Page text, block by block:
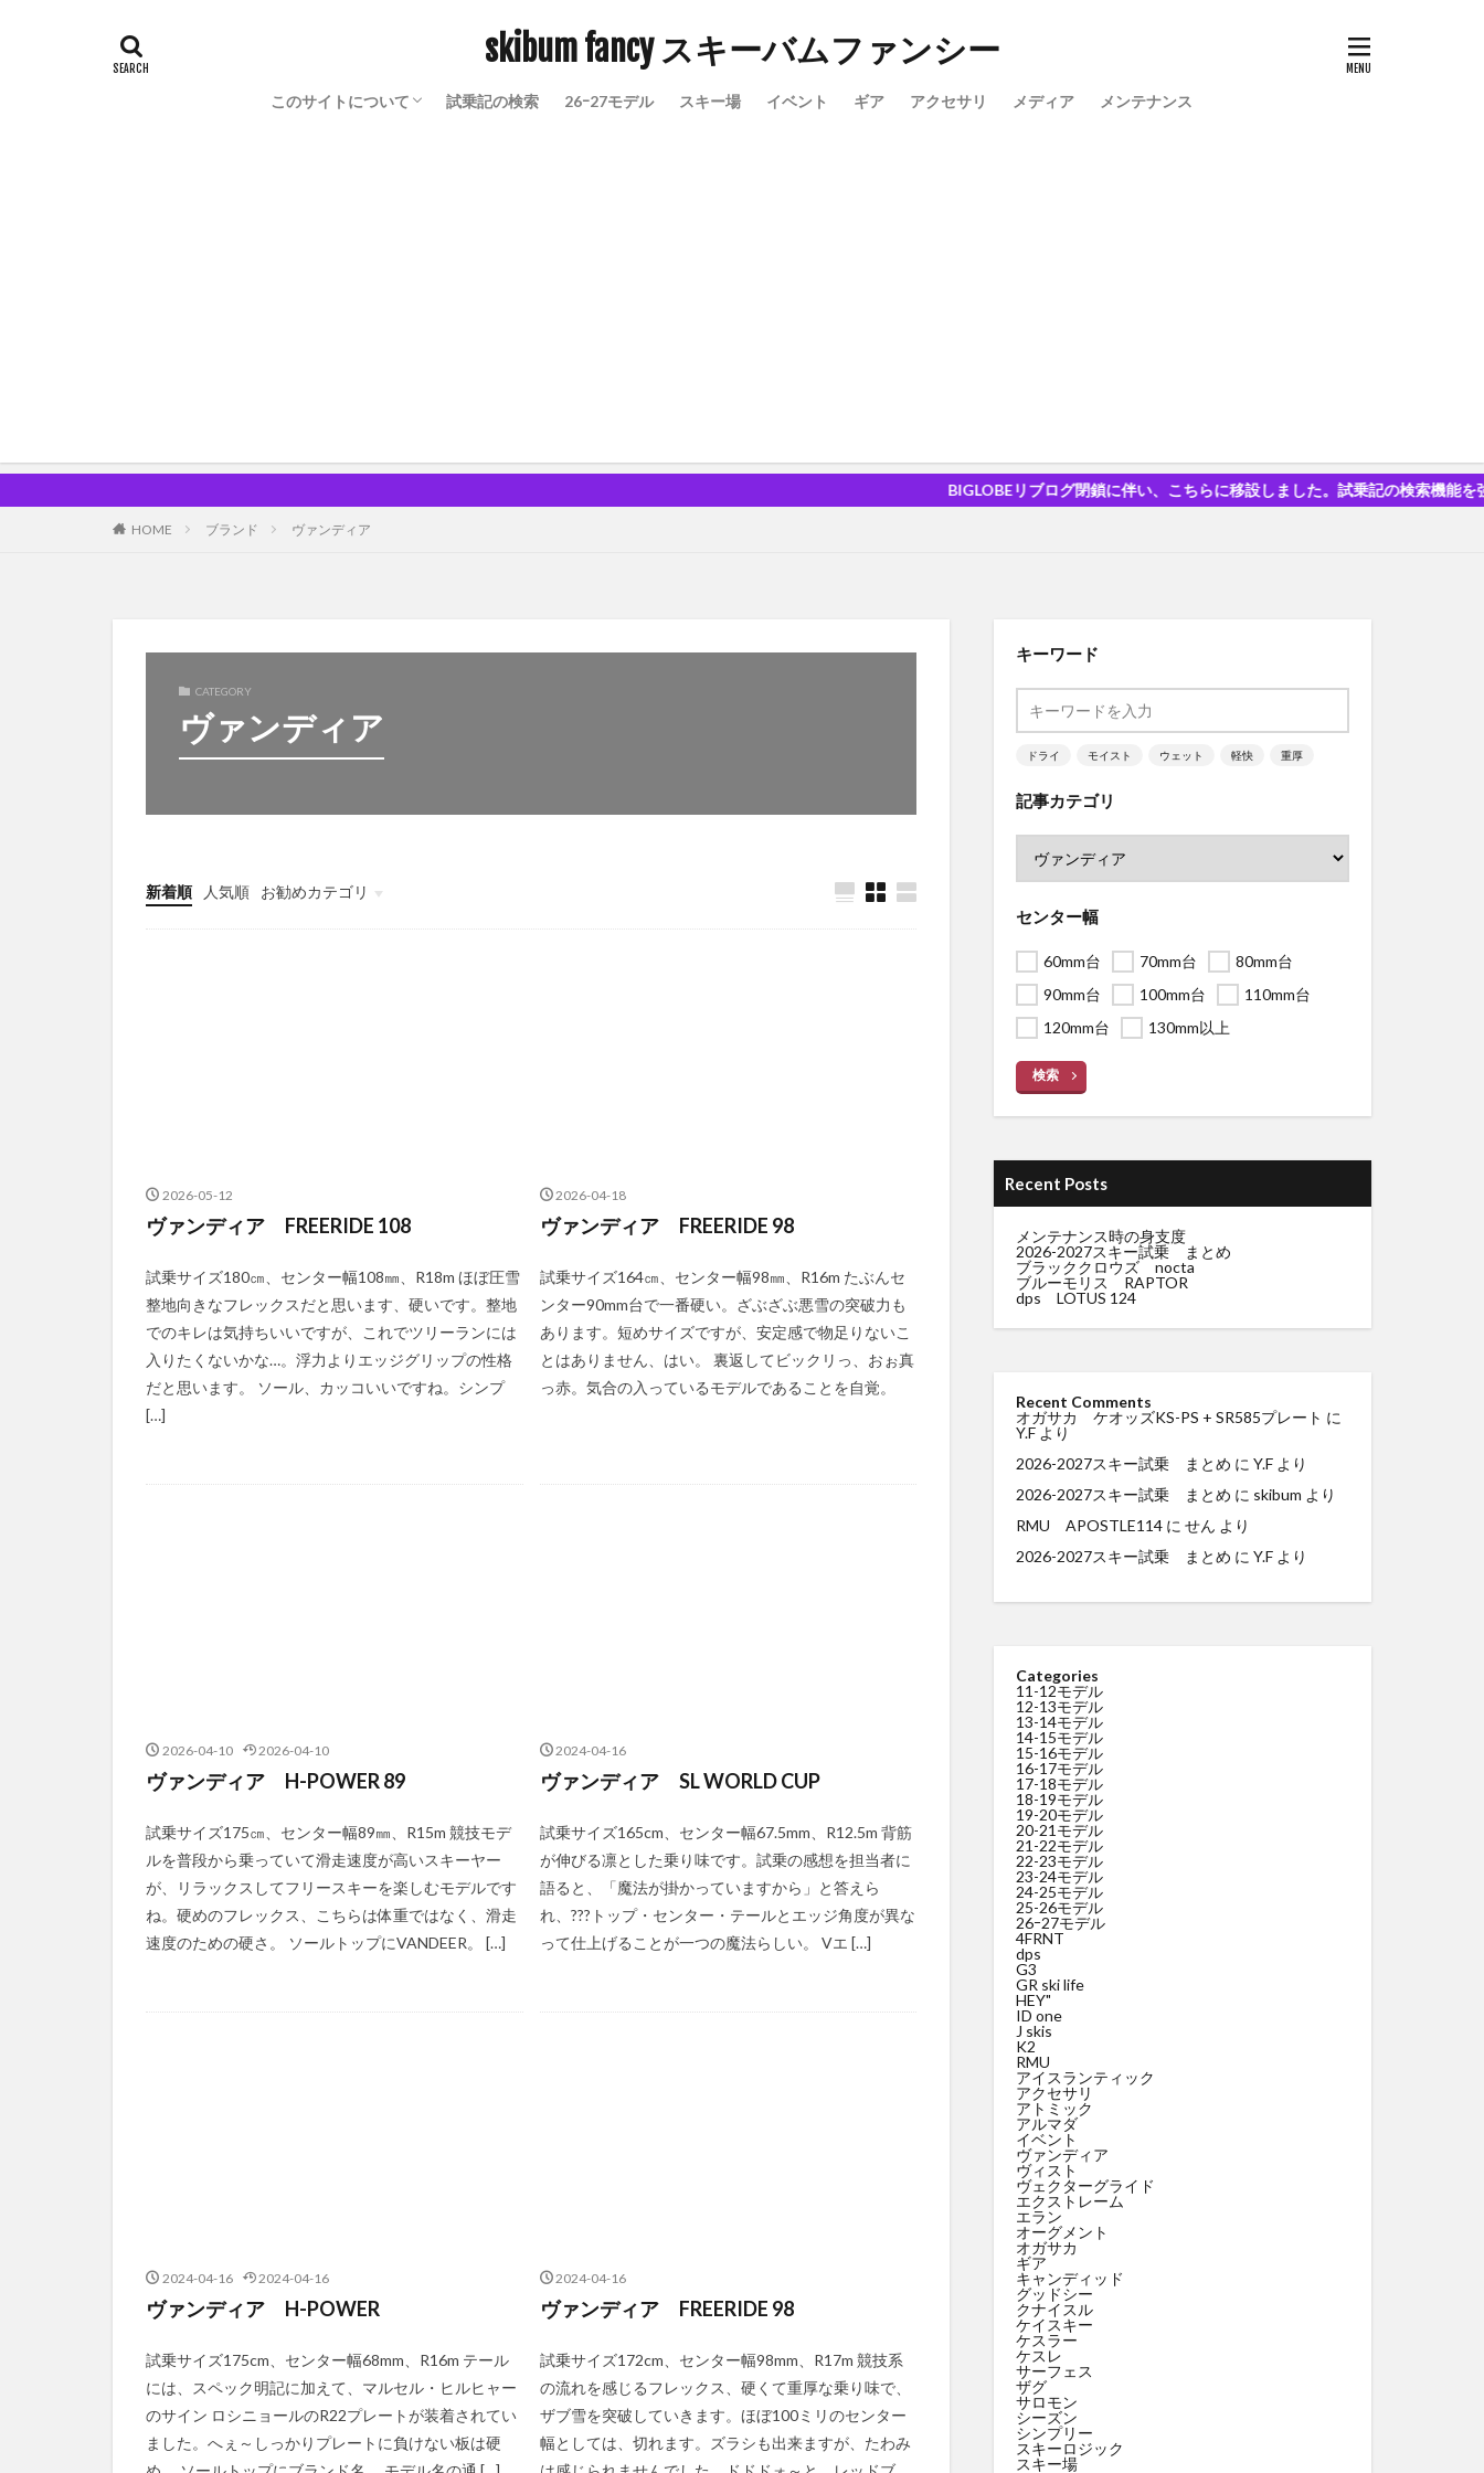
skibum fancy スキーバムファンシー
このサイトについて 試乗記の検索 26ｰ27モデル スキー場 イベント ギア アクセサリ メディア メンテナンス
BIGLOBEリブログ閉鎖に伴い、こちらに移設しました。試乗記の検索機能を強化して
HOME ブランド ヴァンディア
CATEGORY
ヴァンディア
新着順 人気順
お勧めカテゴリ
Uncategorized
2026-05-12
ヴァンディア FREERIDE 108
試乗サイズ180㎝、センター幅108㎜、R18m ほぼ圧雪
整地向きなフレックスだと思います、硬いです。整地
でのキレは気持ちいいですが、これでツリーランには
入りたくないかな…。浮力よりエッジグリップの性格
だと思います。 ソール、カッコいいですね。シンプ
[…]
2026-04-18
ヴァンディア FREERIDE 98
試乗サイズ164㎝、センター幅98㎜、R16m たぶんセ
ンター90mm台で一番硬い。ざぶざぶ悪雪の突破力も
あります。短めサイズですが、安定感で物足りないこ
とはありません、はい。 裏返してビックリっ、おぉ真
っ赤。気合の入っているモデルであることを自覚。
2026-04-10 2026-04-10
ヴァンディア H-POWER 89
試乗サイズ175㎝、センター幅89㎜、R15m 競技モデ
ルを普段から乗っていて滑走速度が高いスキーヤー
が、リラックスしてフリースキーを楽しむモデルです
ね。硬めのフレックス、こちらは体重ではなく、滑走
速度のための硬さ。 ソールトップにVANDEER。 […]
2024-04-16
ヴァンディア SL WORLD CUP
試乗サイズ165cm、センター幅67.5mm、R12.5m 背筋
が伸びる凛とした乗り味です。試乗の感想を担当者に
語ると、「魔法が掛かっていますから」と答えら
れ、???トップ・センター・テールとエッジ角度が異な
って仕上げることが一つの魔法らしい。 Vエ […]
2024-04-16 2024-04-16
ヴァンディア H-POWER
試乗サイズ175cm、センター幅68mm、R16m テール
には、スペック明記に加えて、マルセル・ヒルヒャー
のサイン ロシニョールのR22プレートが装着されてい
ました。へぇ～しっかりプレートに負けない板は硬
2024-04-16
ヴァンディア FREERIDE 98
試乗サイズ172cm、センター幅98mm、R17m 競技系
の流れを感じるフレックス、硬くて重厚な乗り味で、
ザブ雪を突破していきます。ほぼ100ミリのセンター
幅としては、切れます。ズラシも出来ますが、たわみ
キーワード
ドライ モイスト ウェット 軽快 重厚
記事カテゴリ
センター幅
60mm台 70mm台
80mm台
90mm台
100mm台
110mm台
120mm台
130mm以上
検索
Recent Posts
メンテナンス時の身支度
2026-2027スキー試乗 まとめ
ブラッククロウズ nocta
ブルーモリス RAPTOR
dps LOTUS 124
Recent Comments
オガサカ ケオッズKS-PS + SR585プレート に
Y.F より
2026-2027スキー試乗 まとめ に Y.F より
2026-2027スキー試乗 まとめ に skibum より
RMU APOSTLE114 に せん より
2026-2027スキー試乗 まとめ に Y.F より
Categories
11-12モデル
12-13モデル
13-14モデル
14-15モデル
15-16モデル
16-17モデル
17-18モデル
18-19モデル
19-20モデル
20-21モデル
21-22モデル
22-23モデル
23-24モデル
24-25モデル
25-26モデル
26ｰ27モデル
4FRNT
dps
G3
GR ski life
HEY"
ID one
J skis
K2
RMU
アイスランティック
アクセサリ
アトミック
アルマダ
イベント
ヴァンディア
ヴィスト
ヴェクターグライド
エクストレーム
エラン
オーグメント
オガサカ
ギア
キャンディッド
グッドシー
クナイスル
ケイスキー
ケスラー
ケスレ
サーフェス
ザグ
サロモン
シーズン
シンプリー
スキーロジック
スキー場